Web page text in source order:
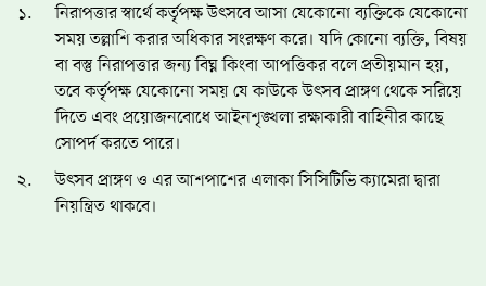
নিরাপত্তার স্বার্থে কর্তৃপক্ষ উৎসবে আসা যেকোনো ব্যক্তিকে যেকোনো
সময় তল্লাশি করার অধিকার সংরক্ষণ করে। যদি কোনো ব্যক্তি, বিষয়
বা বস্তু নিরাপত্তার জন্য বিঘ্ন কিংবা আপত্তিকর বলে প্রতীয়মান হয়,
তবে কর্তৃপক্ষ যেকোনো সময় যে কাউকে উৎসব প্রাঙ্গণ থেকে সরিয়ে
দিতে এবং প্রয়োজনবোধে আইনশৃঙ্খলা রক্ষাকারী বাহিনীর কাছে
সোপর্দ করতে পারে।
উৎসব প্রাঙ্গণ ও এর আশপাশের এলাকা সিসিটিভি ক্যামেরা দ্বারা
নিয়ন্ত্রিত থাকবে।